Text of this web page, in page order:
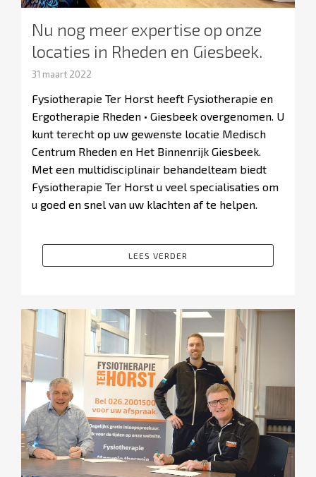
Nu nog meer expertise op onze
locaties in Rheden en Giesbeek.
31 maart 2022
Fysiotherapie Ter Horst heeft Fysiotherapie en
Ergotherapie Rheden • Giesbeek overgenomen. U
kunt terecht op uw gewenste locatie Medisch
Centrum Rheden en Het Binnenrijk Giesbeek.
Met een multidisciplinair behandelteam biedt
Fysiotherapie Ter Horst u veel specialisaties om
u goed en snel van uw klachten af te helpen.
LEES VERDER